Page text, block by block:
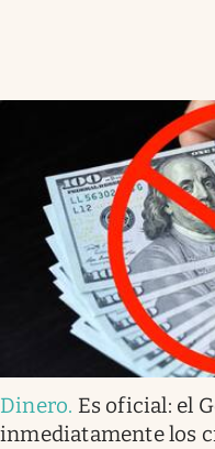
Dinero. Es oficial: el
inmediatamente los